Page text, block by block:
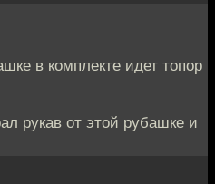
в комплекте идет топор
рукав от этой рубашке и